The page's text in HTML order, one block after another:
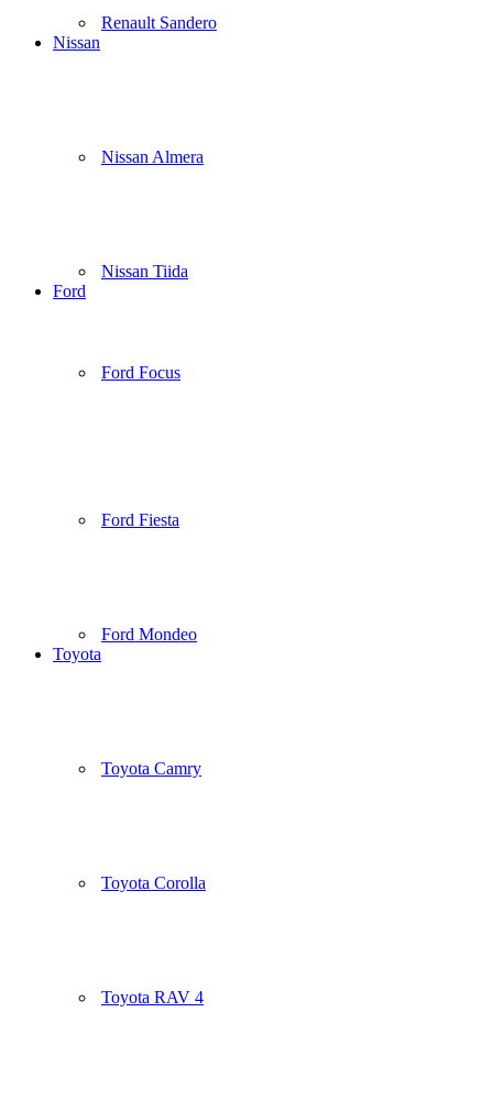
Renault Sandero
Nissan
Nissan Almera
Nissan Tiida
Ford
Ford Focus
Ford Fiesta
Ford Mondeo
Toyota
Toyota Camry
Toyota Corolla
Toyota RAV 4